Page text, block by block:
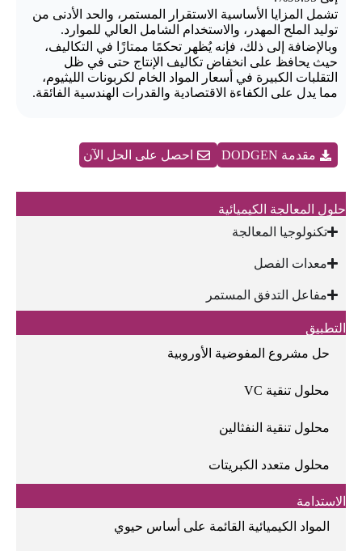
تشمل المزايا الأساسية الاستقرار المستمر، والحد الأدنى من
توليد الملح المهدر، والاستخدام الشامل العالي للموارد.
وبالإضافة إلى ذلك، فإنه يُظهر تحكمًا ممتازًا في التكاليف،
حيث يحافظ على انخفاض تكاليف الإنتاج حتى في ظل
التقلبات الكبيرة في أسعار المواد الخام لكربونات الليثيوم،
مما يدل على الكفاءة الاقتصادية والقدرات الهندسية الفائقة.
مقدمة DODGEN احصل على الحل الآن
حلول المعالجة الكيميائية
تكنولوجيا المعالجة
معدات الفصل
مفاعل التدفق المستمر
التطبيق
حل مشروع المفوضية الأوروبية
محلول تنقية VC
محلول تنقية النفثالين
محلول متعدد الكبريتات
الاستدامة
المواد الكيميائية القائمة على أساس حيوي